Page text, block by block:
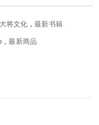
大将文化 , 最新书籍
,最新商品